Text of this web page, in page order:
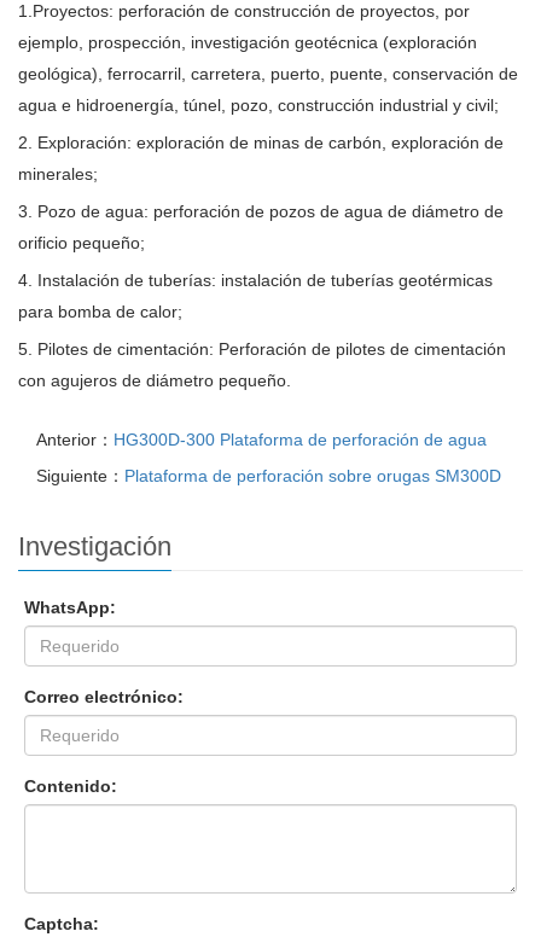
1.Proyectos: perforación de construcción de proyectos, por
ejemplo, prospección, investigación geotécnica (exploración
geológica), ferrocarril, carretera, puerto, puente, conservación de
agua e hidroenergía, túnel, pozo, construcción industrial y civil;
2. Exploración: exploración de minas de carbón, exploración de
minerales;
3. Pozo de agua: perforación de pozos de agua de diámetro de
orificio pequeño;
4. Instalación de tuberías: instalación de tuberías geotérmicas
para bomba de calor;
5. Pilotes de cimentación: Perforación de pilotes de cimentación
con agujeros de diámetro pequeño.
Anterior： HG300D-300 Plataforma de perforación de agua
Siguiente： Plataforma de perforación sobre orugas SM300D
Investigación
WhatsApp:
Correo electrónico:
Contenido:
Captcha: